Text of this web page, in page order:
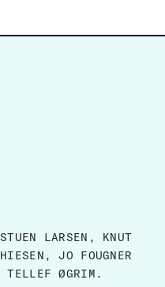
LARSEN, KNUT
JO FOUGNER
TELLEF ØGRIM.